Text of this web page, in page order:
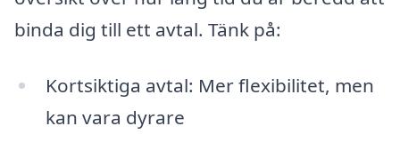
binda dig till ett avtal. Tänk på:
Kortsiktiga avtal: Mer flexibilitet, men
kan vara dyrare